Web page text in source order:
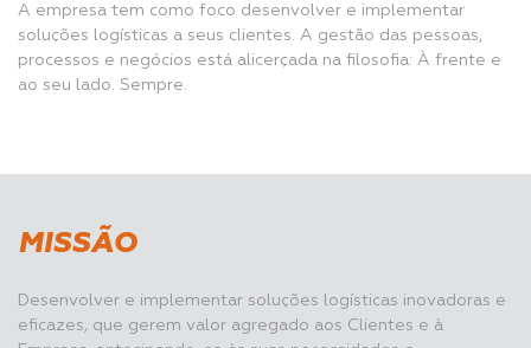
A empresa tem como foco desenvolver e implementar
soluções logísticas a seus clientes. A gestão das pessoas,
processos e negócios está alicerçada na filosofia: À frente e
ao seu lado. Sempre.
MISSÃO
Desenvolver e implementar soluções logísticas inovadoras e
eficazes, que gerem valor agregado aos Clientes e à